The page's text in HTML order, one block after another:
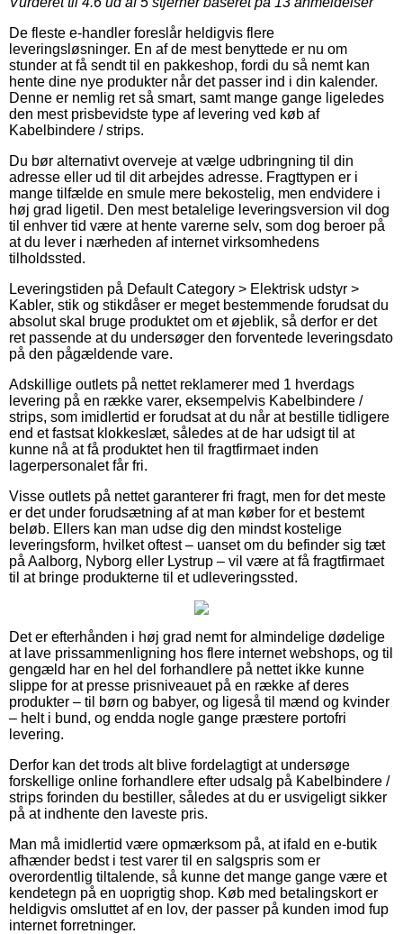
De fleste e-handler foreslår heldigvis flere
leveringsløsninger. En af de mest benyttede er nu om
stunder at få sendt til en pakkeshop, fordi du så nemt kan
hente dine nye produkter når det passer ind i din kalender.
Denne er nemlig ret så smart, samt mange gange ligeledes
den mest prisbevidste type af levering ved køb af
Kabelbindere / strips.
Du bør alternativt overveje at vælge udbringning til din
adresse eller ud til dit arbejdes adresse. Fragttypen er i
mange tilfælde en smule mere bekostelig, men endvidere i
høj grad ligetil. Den mest betalelige leveringsversion vil dog
til enhver tid være at hente varerne selv, som dog beroer på
at du lever i nærheden af internet virksomhedens
tilholdssted.
Leveringstiden på Default Category > Elektrisk udstyr >
Kabler, stik og stikdåser er meget bestemmende forudsat du
absolut skal bruge produktet om et øjeblik, så derfor er det
ret passende at du undersøger den forventede leveringsdato
på den pågældende vare.
Adskillige outlets på nettet reklamerer med 1 hverdags
levering på en række varer, eksempelvis Kabelbindere /
strips, som imidlertid er forudsat at du når at bestille tidligere
end et fastsat klokkeslæt, således at de har udsigt til at
kunne nå at få produktet hen til fragtfirmaet inden
lagerpersonalet får fri.
Visse outlets på nettet garanterer fri fragt, men for det meste
er det under forudsætning af at man køber for et bestemt
beløb. Ellers kan man udse dig den mindst kostelige
leveringsform, hvilket oftest – uanset om du befinder sig tæt
på Aalborg, Nyborg eller Lystrup – vil være at få fragtfirmaet
til at bringe produkterne til et udleveringssted.
Det er efterhånden i høj grad nemt for almindelige dødelige
at lave prissammenligning hos flere internet webshops, og til
gengæld har en hel del forhandlere på nettet ikke kunne
slippe for at presse prisniveauet på en række af deres
produkter – til børn og babyer, og ligeså til mænd og kvinder
– helt i bund, og endda nogle gange præstere portofri
levering.
Derfor kan det trods alt blive fordelagtigt at undersøge
forskellige online forhandlere efter udsalg på Kabelbindere /
strips forinden du bestiller, således at du er usvigeligt sikker
på at indhente den laveste pris.
Man må imidlertid være opmærksom på, at ifald en e-butik
afhænder bedst i test varer til en salgspris som er
overordentlig tiltalende, så kunne det mange gange være et
kendetegn på en uoprigtig shop. Køb med betalingskort er
heldigvis omsluttet af en lov, der passer på kunden imod fup
internet forretninger.